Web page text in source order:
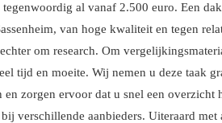
tegenwoordig al vanaf 2.500 euro. Een
van hoge kwaliteit en tegen
om research. Om
tijd en moeite. Wij nemen u deze taak
en zorgen ervoor dat u snel een overzicht
verschillende aanbieders. Uiteraard met